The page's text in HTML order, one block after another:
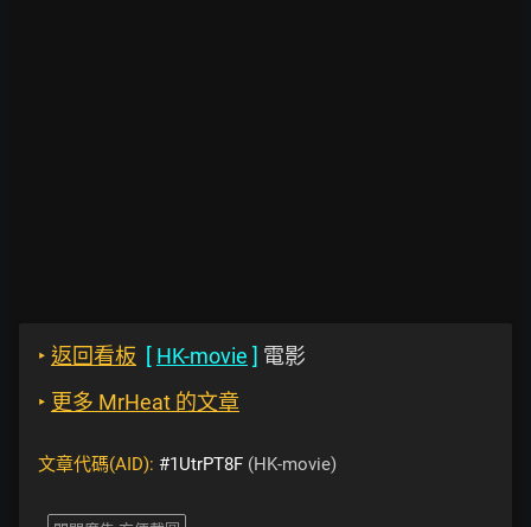
‣ 返回看板 [ HK-movie ] 電影
‣ 更多 MrHeat 的文章
文章代碼(AID): #1UtrPT8F (HK-movie)